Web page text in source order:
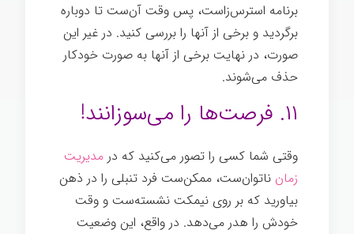
برنامه استرس‌زاست، پس وقت آن‌ست تا دوباره
برگردید و برخی از آنها را بررسی کنید. در غیر این
صورت، در نهایت برخی از آنها به صورت خودکار
حذف می‌شوند.
۱۱. فرصت‌ها را می‌سوزانند!
وقتی شما کسی را تصور می‌کنید که در مدیریت
زمان ناتوان‌ست، ممکن‌ست فرد تنبلی را در ذهن
بیاورید که بر روی نیمکت نشسته‌ست و وقت
خودش را هدر می‌دهد. در واقع، این وضعیت